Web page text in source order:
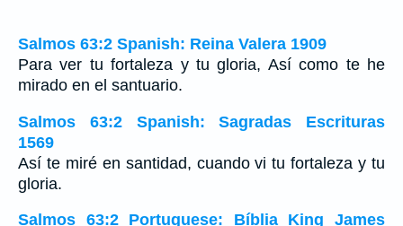
Salmos 63:2 Spanish: Reina Valera 1909
Para ver tu fortaleza y tu gloria, Así como te he
mirado en el santuario.
Salmos 63:2 Spanish: Sagradas Escrituras
1569
Así te miré en santidad, cuando vi tu fortaleza y tu
gloria.
Salmos 63:2 Portuguese: Bíblia King James